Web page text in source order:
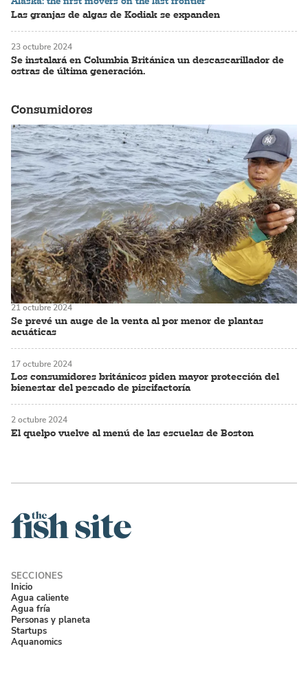
Las granjas de algas de Kodiak se expanden
Se instalará en Columbia Británica un descascarillador de
ostras de última generación.
23 octubre 2024
Consumidores
Se prevé un auge de la venta al por menor de plantas
acuáticas
21 octubre 2024
Los consumidores británicos piden mayor protección del
bienestar del pescado de piscifactoría
17 octubre 2024
El quelpo vuelve al menú de las escuelas de Boston
2 octubre 2024
Inicio
Agua caliente
Agua fría
Personas y planeta
Startups
Aquanomics